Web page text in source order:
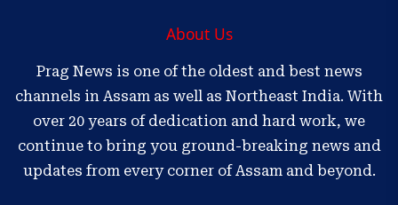
About Us
Prag News is one of the oldest and best news
channels in Assam as well as Northeast India. With
over 20 years of dedication and hard work, we
continue to bring you ground-breaking news and
updates from every corner of Assam and beyond.